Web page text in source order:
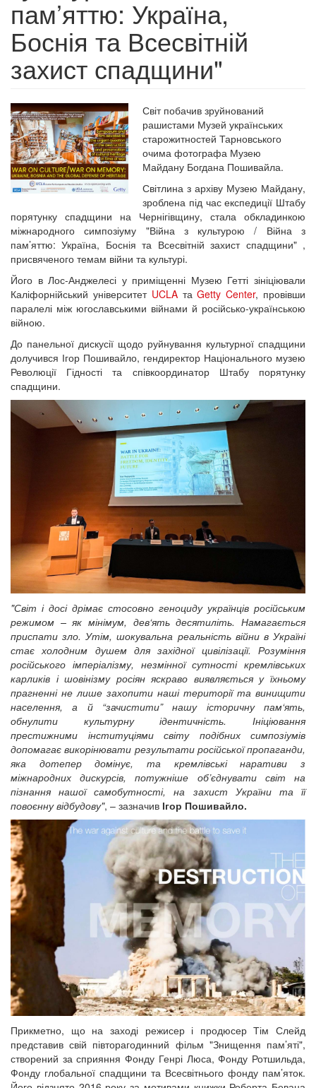
пам’яттю: Україна,
Боснія та Всесвітній
захист спадщини"
Світ побачив зруйнований
рашистами Музей українських
старожитностей Тарновського
очима фотографа Музею
Майдану Богдана Пошивайла.
Світлина з архіву Музею Майдану,
зроблена під час експедиції Штабу
порятунку спадщини на Чернігівщину, стала обкладинкою
міжнародного симпозіуму "Війна з культурою / Війна з
пам’яттю: Україна, Боснія та Всесвітній захист спадщини" ,
присвяченого темам війни та культурі.
Його в Лос-Анджелесі у приміщенні Музею Гетті зініціювали
Каліфорнійський університет UCLA таGetty Center, провівши
паралелі між югославськими війнами й російсько-українською
війною.
До панельної дискусії щодо руйнування культурної спадщини
долучився Ігор Пошивайло, гендиректор Національного музею
Революції Гідності та співкоординатор Штабу порятунку
спадщини.
"Світ і досі дрімає стосовно геноциду українців російським
режимом – як мінімум, дев‘ять десятиліть. Намагається
приспати зло. Утім, шокувальна реальність війни в Україні
стає холодним душем для західної цивілізації. Розуміння
російського імперіалізму, незмінної сутності кремлівських
карликів і шовінізму росіян яскраво виявляється у їхньому
прагненні не лише захопити наші території та винищити
населення, а й “зачистити” нашу історичну пам‘ять,
обнулити культурну ідентичність. Ініціювання
престижними інституціями світу подібних симпозіумів
допомагає викорінювати результати російської пропаганди,
яка дотепер домінує, та кремлівські наративи з
міжнародних дискурсів, потужніше об’єднувати світ на
пізнання нашої самобутності, на захист України та її
повоєнну відбудову", – зазначив Ігор Пошивайло.
Прикметно, що на заході режисер і продюсер Тім Слейд
представив свій півторагодинний фільм "Знищення пам’яті",
створений за сприяння Фонду Генрі Люса, Фонду Ротшильда,
Фонду глобальної спадщини та Всесвітнього фонду пам’яток.